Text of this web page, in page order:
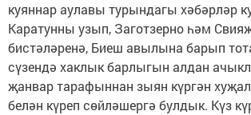
куяннар аулавы турындагы хәбәрләр
Каратунны узып, Заготзерно һәм
бистәләренә, Биеш авылына барып
сүзендә хаклык барлыгын алдан
җанвар тарафыннан зыян күргән
белән күреп сөйләшергә булдык. Күз